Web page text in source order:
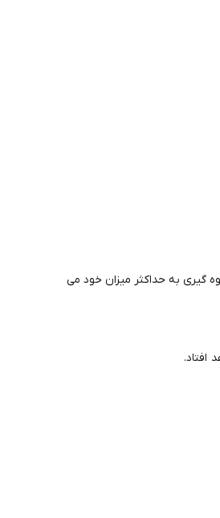
گیری به حداکثر میزان خود می
افتاد.